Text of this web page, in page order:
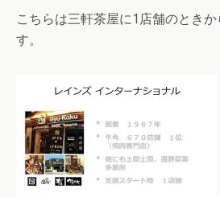
こちらは三軒茶屋に1店舗のとき
す。